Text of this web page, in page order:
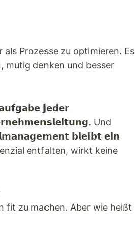
als Prozesse zu optimieren. Es
mutig denken und besser
𝗷𝗲𝗱𝗲𝗿
Und
𝗯𝗹𝗲𝗶𝗯𝘁 𝗲𝗶𝗻
entfalten, wirkt keine
fit zu machen. Aber wie heißt